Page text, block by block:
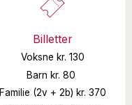
Billetter
Voksne kr. 130
Barn kr. 80
Familie (2v + 2b) kr. 370